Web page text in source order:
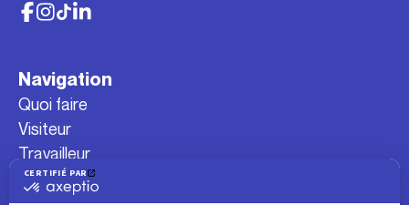
Navigation
Quoi faire
Visiteur
Travailleur
Étudiant